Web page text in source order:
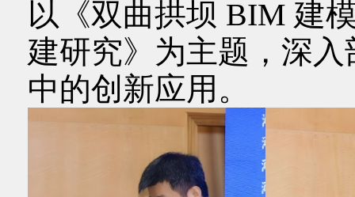
以《双曲拱坝 BIM 建
建研究》为主题，深
中的创新应用。